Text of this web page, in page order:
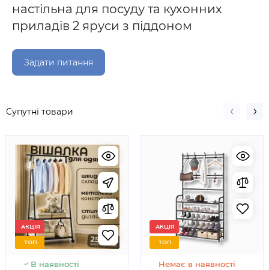
настільна для посуду та кухонних
приладів 2 яруси з піддоном
Задати питання
Супутні товари
АКЦІЯ
ТОП
В наявності
АКЦІЯ
ТОП
Немає в наявності